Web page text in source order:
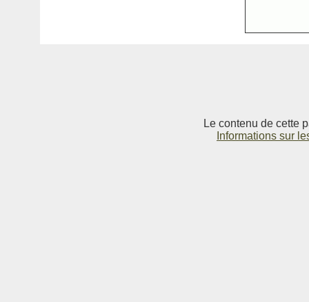
Le contenu de cette
Informations sur